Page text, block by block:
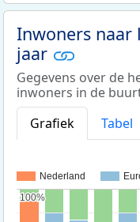
Inwoners naar
jaar
Gegevens over de
inwoners in de
Grafiek
Tabel
Nederland
100%
100%